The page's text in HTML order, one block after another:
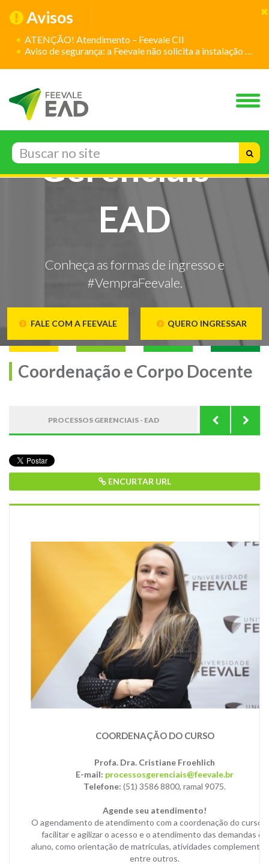
Avisos
ATENÇÃO! Atendimento – Feevale CII
Aviso de segurança: a Feevale não solicita a instalação de aplicativos
Processos
Gerenciais -
EAD
Conheça as formas de ingresso e
#VempraFeevale.
FALE COM A FEEVALE QUERO INGRESSAR
Coordenação e Corpo Docente
PROCESSOS GERENCIAIS - EAD
ENCURTAR URL
COORDENAÇÃO DO CURSO
Profa. Dra. Cristiane Froehlich
E-mail: processosgerenciais@feevale.br
Telefone: (51) 3586 8800, ramal 9075.
Agende seu atendimento!
O agendamento de atendimento com a coordenação do curso
facilitar e agilizar o acesso e o atendimento das demandas do
aluno, como orientação de matrículas, atividades
entre outros.